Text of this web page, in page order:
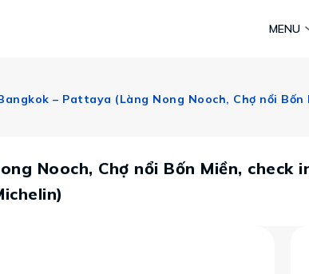
MENU
Hành trình Caravan
Nooch, Chợ nổi Bốn Miền,